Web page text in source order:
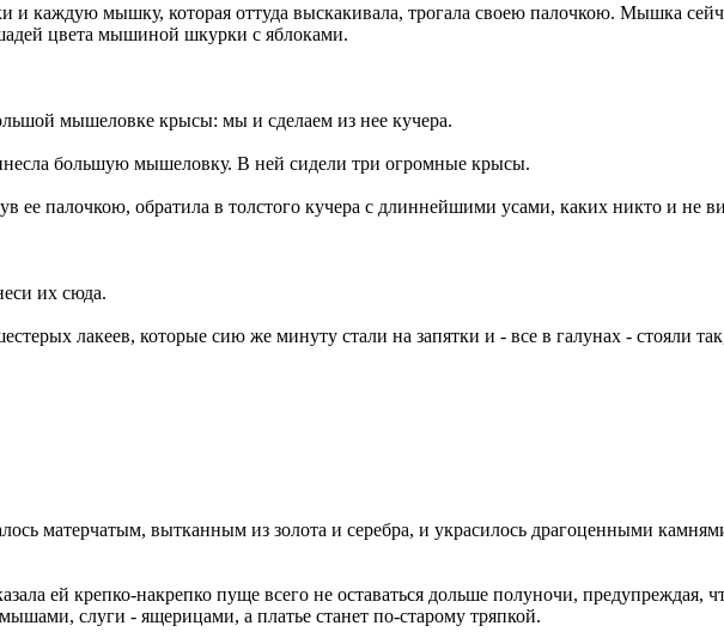
каждую мышку, которая оттуда выскакивала, трогала своею палочкою. Мышка
цвета мышиной шкурки с яблоками.
мышеловке крысы: мы и сделаем из нее кучера.
большую мышеловку. В ней сидели три огромные крысы.
ее палочкою, обратила в толстого кучера с длиннейшими усами, каких никто и не
их сюда.
лакеев, которые сию же минуту стали на запятки и - все в галунах - стояли
матерчатым, вытканным из золота и серебра, и украсилось драгоценными
ей крепко-накрепко пуще всего не оставаться дольше полуночи, предупреждая,
слуги - ящерицами, а платье станет по-старому тряпкой.